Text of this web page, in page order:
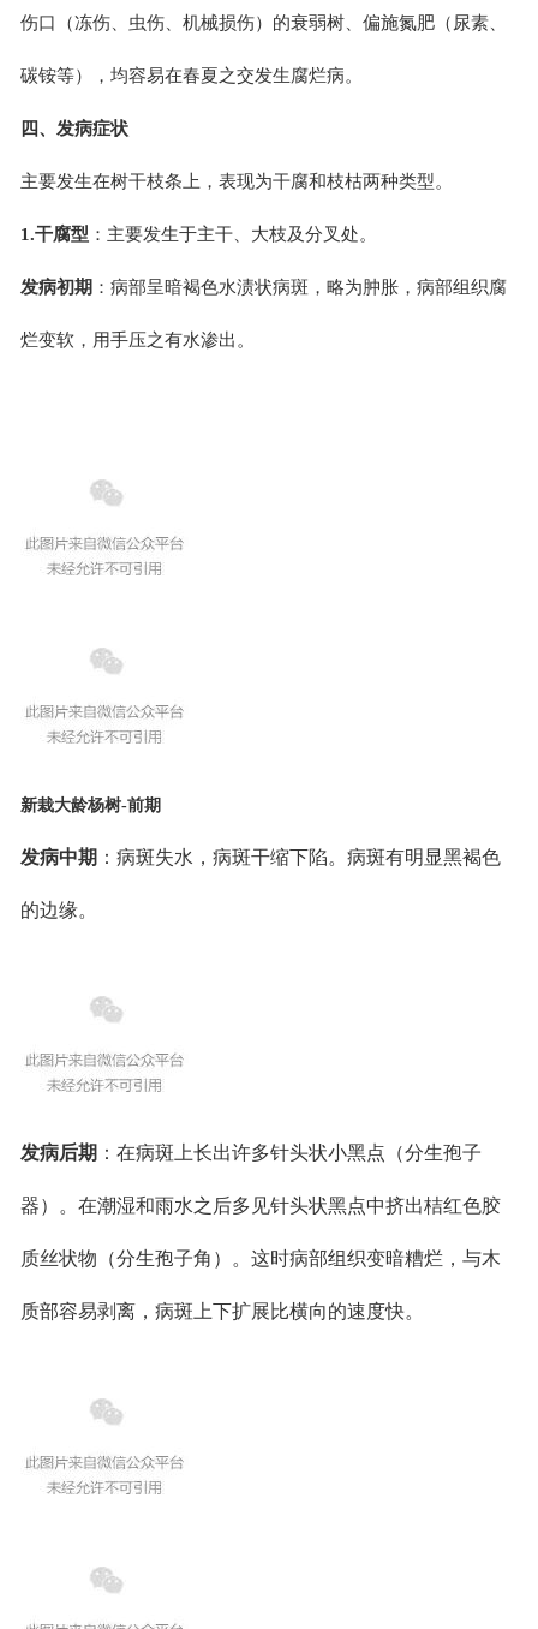
伤口（冻伤、虫伤、机械损伤）的衰弱树、偏施氮肥（尿素、
碳铵等），均容易在春夏之交发生腐烂病。
四、发病症状
主要发生在树干枝条上，表现为干腐和枝枯两种类型。
1.干腐型 ：主要发生于主干、大枝及分叉处。
发病初期 ：病部呈暗褐色水渍状病斑，略为肿胀，病部组织腐
烂变软，用手压之有水渗出。
新栽大龄杨树-前期
发病中期 ：病斑失水，病斑干缩下陷。病斑有明显黑褐色
的边缘。
发病后期 ：在病斑上长出许多针头状小黑点（分生孢子
器）。在潮湿和雨水之后多见针头状黑点中挤出桔红色胶
质丝状物（分生孢子角）。这时病部组织变暗糟烂，与木
质部容易剥离，病斑上下扩展比横向的速度快。